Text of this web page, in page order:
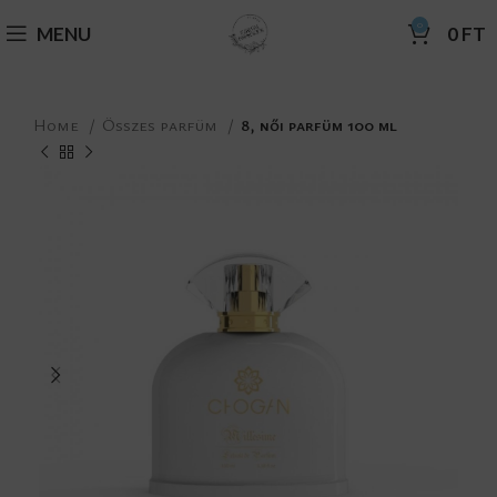
MENU 0 0FT
Home Összes parfüm 8, női parfüm 100 ml